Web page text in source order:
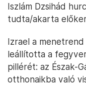
Iszlám Dzsihád
tudta/akarta
Izrael a
leállította a
pillérét: az Észak-
otthonaikba való